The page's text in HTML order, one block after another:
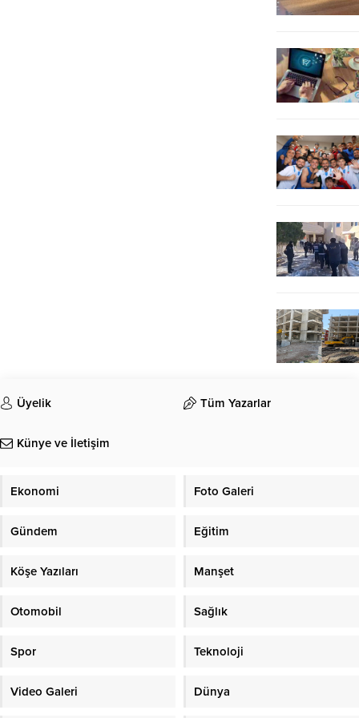
Üyelik Tüm Yazarlar
Künye ve İletişim
Ekonomi Foto Galeri
Gündem Eğitim
Köşe Yazıları Manşet
Otomobil Sağlık
Spor Teknoloji
Video Galeri Dünya